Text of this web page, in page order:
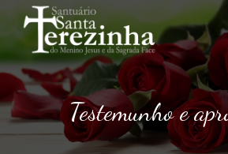
para
conteúdo
Testemunho e